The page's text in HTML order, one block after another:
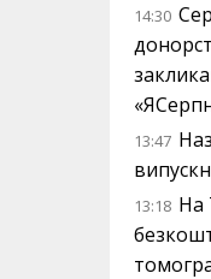
14:30
13:47
13:18 На